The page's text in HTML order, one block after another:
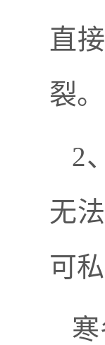
直
裂。
2
无
可